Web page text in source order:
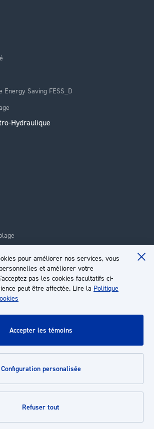
pour améliorer nos services, vous
et améliorer votre
pas les cookies facultatifs ci-
peut être affectée. Lire la Politique
accepter les témoins
configuration personalisée
refuser tout
Energy Saving FESS_D
Hydraulique